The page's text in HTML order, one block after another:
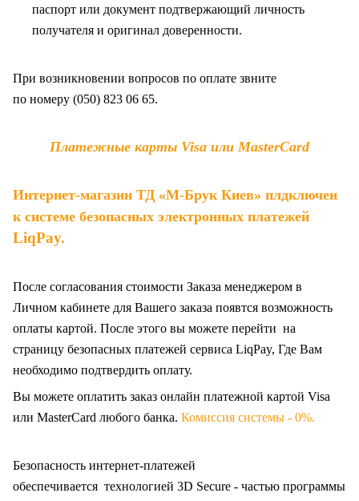
паспорт или документ подтвержающий личность
получателя и оригинал доверенности.
При возникновении вопросов по оплате звните
по номеру (050) 823 06 65.
Платежные карты Visa или MasterCard
Интернет-магазин ТД «М-Брук Киев» плдключен
к системе безопасных электронных платежей
LiqPay.
После согласования стоимости Заказа менеджером в
Личном кабинете для Вашего заказа появтся возможность
оплаты картой. После этого вы можете перейти на
страницу безопасных платежей сервиса LiqPay, Где Вам
необходимо подтвердить оплату.
Вы можете оплатить заказ онлайн платежной картой Visa
или MasterCard любого банка. Комиссия системы - 0%.
Безопасность интернет-платежей
обеспечивается технологией 3D Secure - частью программы